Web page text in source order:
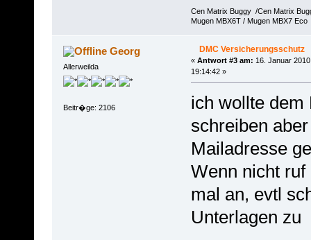
Cen Matrix Buggy /Cen Matrix
Mugen MBX6T / Mugen MBX7 Eco
Georg
Allerweilda
Beitr�ge: 2106
DMC Versicherungsschutz
« Antwort #3 am: 16. Januar
19:14:42 »
ich wollte dem
schreiben
Mailadresse
Wenn nicht
mal an, evtl
Unterlagen zu